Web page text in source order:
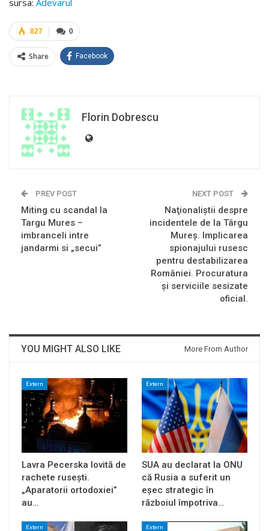
sursa: Adevarul
0
827
Share Facebook
Florin Dobrescu
PREV POST
Miting cu scandal la
Targu Mures –
imbranceli intre
jandarmi si „secui”
NEXT POST
Naţionaliştii despre
incidentele de la Târgu
Mureş. Implicarea
spionajului rusesc
pentru destabilizarea
României. Procuratura
şi serviciile sesizate
oficial.
YOU MIGHT ALSO LIKE More From Author
Extern
Lavra Pecerska lovită de
rachete rusești.
„Aparatorii ortodoxiei”
au…
Extern
SUA au declarat la ONU
că Rusia a suferit un
eșec strategic în
războiul împotriva…
Extern Extern